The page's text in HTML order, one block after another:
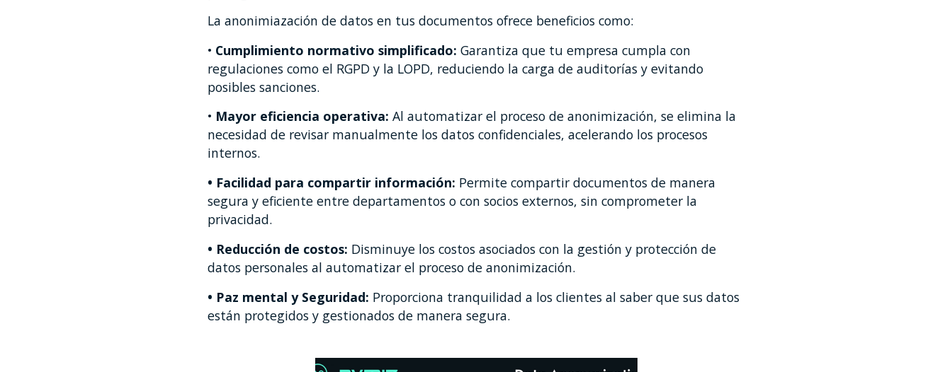
La anonimiazación de datos en tus documentos ofrece beneficios como:
• Cumplimiento normativo simplificado: Garantiza que tu empresa cumpla con
regulaciones como el RGPD y la LOPD, reduciendo la carga de auditorías y evitando
posibles sanciones.
• Mayor eficiencia operativa: Al automatizar el proceso de anonimización, se elimina la
necesidad de revisar manualmente los datos confidenciales, acelerando los procesos
internos.
• Facilidad para compartir información: Permite compartir documentos de manera
segura y eficiente entre departamentos o con socios externos, sin comprometer la
privacidad.
• Reducción de costos: Disminuye los costos asociados con la gestión y protección de
datos personales al automatizar el proceso de anonimización.
• Paz mental y Seguridad: Proporciona tranquilidad a los clientes al saber que sus datos
están protegidos y gestionados de manera segura.